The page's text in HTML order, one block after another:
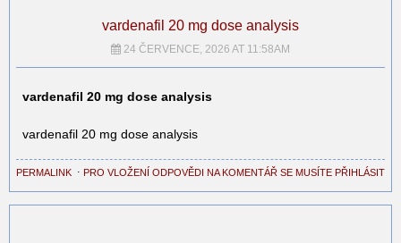
vardenafil 20 mg dose analysis
24 ČERVENCE, 2026 AT 11:58AM
vardenafil 20 mg dose analysis
vardenafil 20 mg dose analysis
PERMALINK ⋅ PRO VLOŽENÍ ODPOVĚDI NA KOMENTÁŘ SE MUSÍTE PŘIHLÁSIT